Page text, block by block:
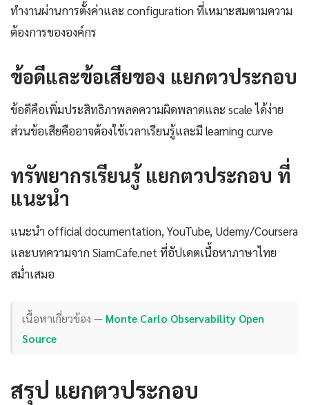
ทำงานผ่านการตั้งค่าและ configuration ที่เหมาะสมตามความ
ต้องการขององค์กร
ข้อดีและข้อเสียของ แยกตวประกอบ
ข้อดีคือเพิ่มประสิทธิภาพลดความผิดพลาดและ scale ได้ง่าย
ส่วนข้อเสียคืออาจต้องใช้เวลาเรียนรู้และมี learning curve
ทรัพยากรเรียนรู้ แยกตวประกอบ ที่
แนะนำ
แนะนำ official documentation, YouTube, Udemy/Coursera
และบทความจาก SiamCafe.net ที่อัปเดตเนื้อหาภาษาไทย
สม่ำเสมอ
เนื้อหาเกี่ยวข้อง — Monte Carlo Observability Open
Source
สรุป แยกตวประกอบ